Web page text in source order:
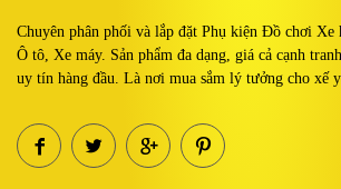
Chuyên phân phối và lắp đặt Phụ kiện Đồ chơi Xe
Ô tô, Xe máy. Sản phẩm đa dạng, giá cả cạnh
uy tín hàng đầu. Là nơi mua sắm lý tưởng cho xế